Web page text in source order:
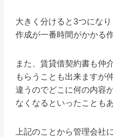
大きく分けると3つにな
作成が一番時間がかかる
また、賃貸借契約書も仲
もらうことも出来ますが
違うのでどこに何の内容
なくなるといったことも
上記のことから管理会社